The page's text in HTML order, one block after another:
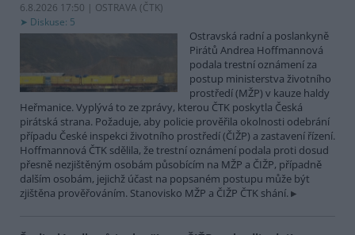
6.8.2026 17:50 | OSTRAVA (ČTK)
Diskuse: 5
Ostravská radní a poslankyně
Pirátů Andrea Hoffmannová
podala trestní oznámení za
postup ministerstva životního
prostředí (MŽP) v kauze haldy
Heřmanice. Vyplývá to ze zprávy, kterou ČTK poskytla Česká
pirátská strana. Požaduje, aby policie prověřila okolnosti odebrání
případu České inspekci životního prostředí (ČIŽP) a zastavení řízení.
Hoffmannová ČTK sdělila, že trestní oznámení podala proti dosud
přesně nezjištěným osobám působícím na MŽP a ČIŽP, případně
dalším osobám, jejichž účast na popsaném postupu může být
zjištěna prověřováním. Stanovisko MŽP a ČIŽP ČTK shání.